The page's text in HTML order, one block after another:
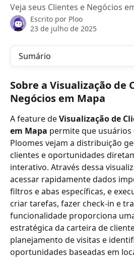
Veja seus Clientes e Negócios
Escrito por Ploo
23 de julho de 2025
Sumário
Sobre a Visualização de
Negócios em Mapa
A feature de Visualização de
em Mapa permite que usuários
Ploomes vejam a distribuição
clientes e oportunidades
interativo. Através dessa
acessar rapidamente dados
filtros e abas específicas, e
criar tarefas, fazer check-in e
funcionalidade proporciona
estratégica da carteira de
planejamento de visitas e
oportunidades baseadas em